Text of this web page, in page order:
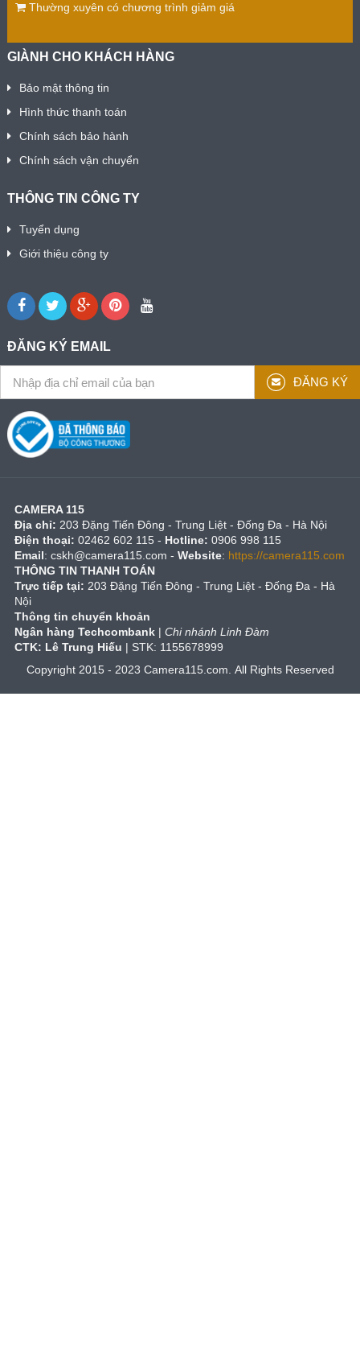
Thường xuyên có chương trình giảm giá
GIÀNH CHO KHÁCH HÀNG
Bảo mật thông tin
Hình thức thanh toán
Chính sách bảo hành
Chính sách vận chuyển
THÔNG TIN CÔNG TY
Tuyển dụng
Giới thiệu công ty
ĐĂNG KÝ EMAIL
ĐĂNG KÝ
CAMERA 115
Địa chỉ: 203 Đặng Tiến Đông - Trung Liệt - Đống Đa - Hà Nội
Điện thoại: 02462 602 115 - Hotline: 0906 998 115
Email: cskh@camera115.com - Website: https://camera115.com
THÔNG TIN THANH TOÁN
Trực tiếp tại: 203 Đặng Tiến Đông - Trung Liệt - Đống Đa - Hà
Nội
Thông tin chuyển khoản
Ngân hàng Techcombank | Chi nhánh Linh Đàm
CTK: Lê Trung Hiếu | STK: 1155678999
Copyright 2015 - 2023 Camera115.com. All Rights Reserved